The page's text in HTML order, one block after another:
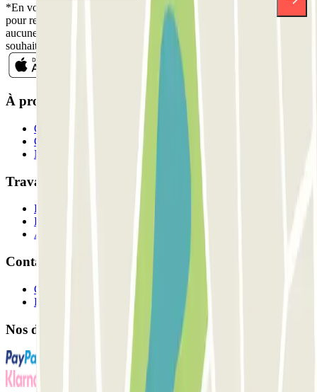
*En vous inscrivant, vous acceptez notre politique de confidentialité
pour recevoir des communications commerciales de Parclick. Sans
aucune obligation, vous pouvez vous désinscrire quand vous le
souhaitez dans la même newsletter.
À propos de Parclick
Qui sommes-nous ?
Comment ça marche?
Nos parkings
Travaillons ensemble?
Professionnels
Fournisseur de parking
Affiliés
Contact
Contactez-nous
FAQ
Nos différents modes de paiement: